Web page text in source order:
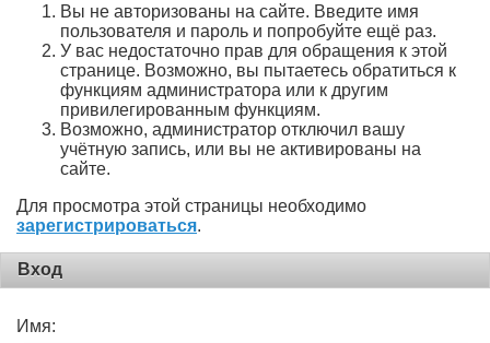
Вы не авторизованы на сайте. Введите имя
пользователя и пароль и попробуйте ещё раз.
У вас недостаточно прав для обращения к этой
странице. Возможно, вы пытаетесь обратиться к
функциям администратора или к другим
привилегированным функциям.
Возможно, администратор отключил вашу
учётную запись, или вы не активированы на
сайте.
Для просмотра этой страницы необходимо
зарегистрироваться.
Вход
Имя: